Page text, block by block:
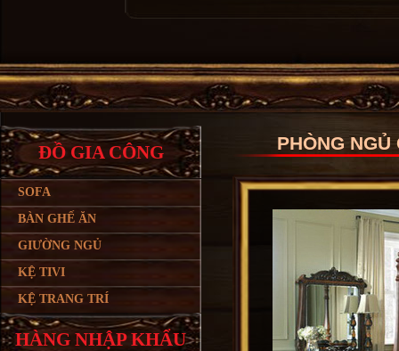
ĐỒ GIA CÔNG
SOFA
BÀN GHẾ ĂN
GIƯỜNG NGỦ
KỆ TIVI
KỆ TRANG TRÍ
HÀNG NHẬP KHẨU
PHÒNG NGỦ